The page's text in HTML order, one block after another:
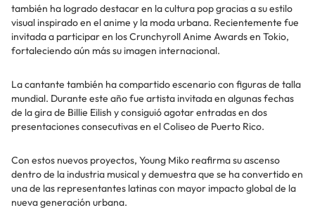
también ha logrado destacar en la cultura pop gracias a su estilo
visual inspirado en el anime y la moda urbana. Recientemente fue
invitada a participar en los Crunchyroll Anime Awards en Tokio,
fortaleciendo aún más su imagen internacional.
La cantante también ha compartido escenario con figuras de talla
mundial. Durante este año fue artista invitada en algunas fechas
de la gira de Billie Eilish y consiguió agotar entradas en dos
presentaciones consecutivas en el Coliseo de Puerto Rico.
Con estos nuevos proyectos, Young Miko reafirma su ascenso
dentro de la industria musical y demuestra que se ha convertido en
una de las representantes latinas con mayor impacto global de la
nueva generación urbana.